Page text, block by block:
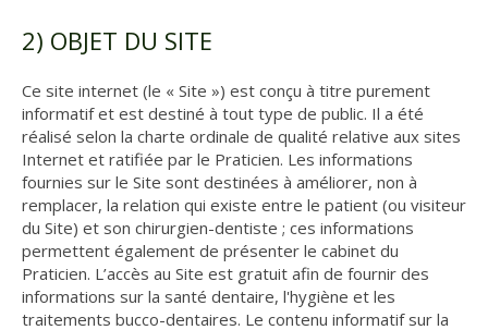
2) OBJET DU SITE
Ce site internet (le « Site ») est conçu à titre purement
informatif et est destiné à tout type de public. Il a été
réalisé selon la charte ordinale de qualité relative aux sites
Internet et ratifiée par le Praticien. Les informations
fournies sur le Site sont destinées à améliorer, non à
remplacer, la relation qui existe entre le patient (ou visiteur
du Site) et son chirurgien-dentiste ; ces informations
permettent également de présenter le cabinet du
Praticien. L’accès au Site est gratuit afin de fournir des
informations sur la santé dentaire, l'hygiène et les
traitements bucco-dentaires. Le contenu informatif sur la